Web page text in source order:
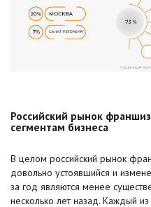
Российский рынок
сегментам бизнеса
В целом российский рынок
довольно устоявшийся и
за год являются менее
несколько лет назад. Каждый из